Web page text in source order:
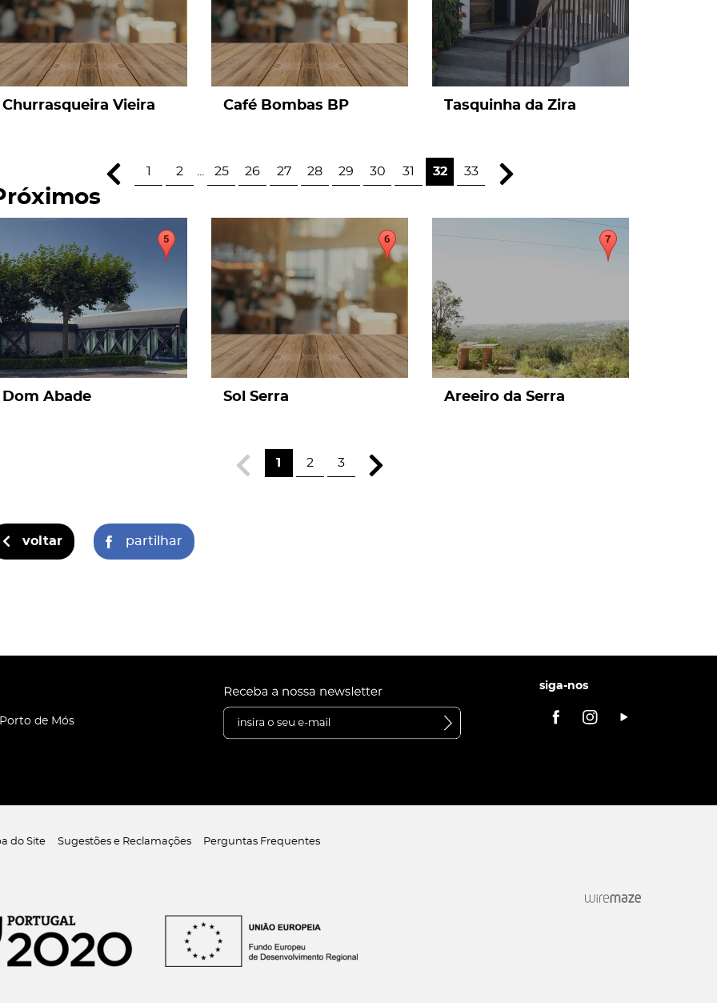
Churrasqueira Vieira Café Bombas BP Tasquinha da Zira
1 2 25 26 27 28 29 30 31 32 33
Dom Abade Sol Serra Areeiro da Serra
1 2 3
voltar partilhar
de Mós
siga-nos
do Site Sugestões e Reclamações Perguntas Frequentes